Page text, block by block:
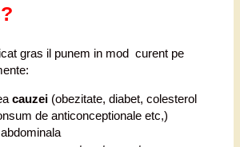
gras il punem in mod curent pe
cauzei (obezitate, diabet, colesterol
de anticonceptionale etc,)
abdominala